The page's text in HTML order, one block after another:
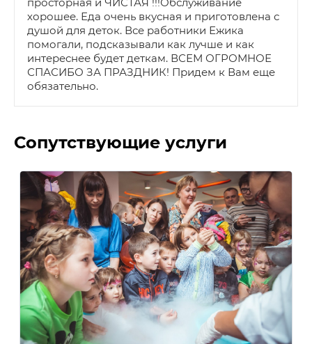
хорошее. Еда очень вкусная и приготовлена с
душой для деток. Все работники Ежика
помогали, подсказывали как лучше и как
интереснее будет деткам. ВСЕМ ОГРОМНОЕ
СПАСИБО ЗА ПРАЗДНИК! Придем к Вам еще
обязательно.
Сопутствующие услуги